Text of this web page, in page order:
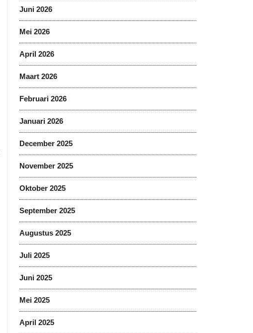
Juni 2026
Mei 2026
April 2026
Maart 2026
Februari 2026
Januari 2026
December 2025
November 2025
Oktober 2025
September 2025
Augustus 2025
Juli 2025
Juni 2025
Mei 2025
April 2025